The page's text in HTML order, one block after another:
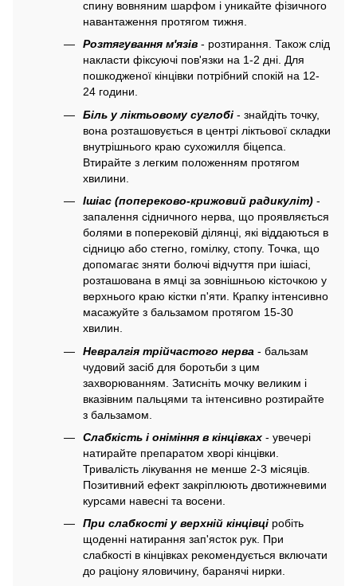
спину вовняним шарфом і уникайте фізичного
навантаження протягом тижня.
Розтягування м'язів - розтирання. Також слід
накласти фіксуючі пов'язки на 1-2 дні. Для
пошкодженої кінцівки потрібний спокій на 12-
24 години.
Біль у ліктьовому суглобі - знайдіть точку,
вона розташовується в центрі ліктьової складки
внутрішнього краю сухожилля біцепса.
Втирайте з легким положенням протягом
хвилини.
Ішіас (попереково-крижовий радикуліт) -
запалення сідничного нерва, що проявляється
болями в поперековій ділянці, які віддаються в
сідницю або стегно, гомілку, стопу. Точка, що
допомагає зняти болючі відчуття при ішіасі,
розташована в ямці за зовнішньою кісточкою у
верхнього краю кістки п'яти. Крапку інтенсивно
масажуйте з бальзамом протягом 15-30
хвилин.
Невралгія трійчастого нерва - бальзам
чудовий засіб для боротьби з цим
захворюванням. Затисніть мочку великим і
вказівним пальцями та інтенсивно розтирайте
з бальзамом.
Слабкість і оніміння в кінцівках - увечері
натирайте препаратом хворі кінцівки.
Тривалість лікування не менше 2-3 місяців.
Позитивний ефект закріплюють двотижневими
курсами навесні та восени.
При слабкості у верхній кінцівці робіть
щоденні натирання зап'ясток рук. При
слабкості в кінцівках рекомендується включати
до раціону яловичину, баранячі нирки.